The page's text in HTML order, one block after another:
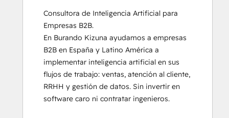
Consultora de Inteligencia Artificial para
Empresas B2B.
En Burando Kizuna ayudamos a empresas
B2B en España y Latino América a
implementar inteligencia artificial en sus
flujos de trabajo: ventas, atención al cliente,
RRHH y gestión de datos. Sin invertir en
software caro ni contratar ingenieros.